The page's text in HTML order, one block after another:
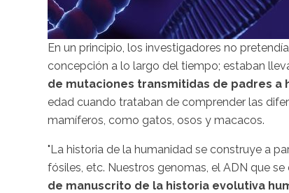
En un principio, los investigadores no
concepción a lo largo del tiempo; estaban
de mutaciones transmitidas de padres a
edad cuando trataban de comprender las
mamíferos, como gatos, osos y macacos.
"La historia de la humanidad se construye a
fósiles, etc. Nuestros genomas, el ADN que
de manuscrito de la historia evolutiva